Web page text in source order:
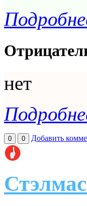
нет
0 0 Добавить